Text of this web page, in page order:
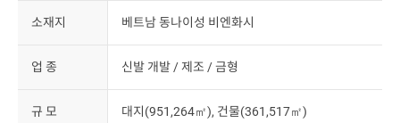
소재지 베트남 동나이성 비엔화시
업 종 신발 개발 / 제조 / 금형
규 모 대지(951,264㎡), 건물(361,517㎡)